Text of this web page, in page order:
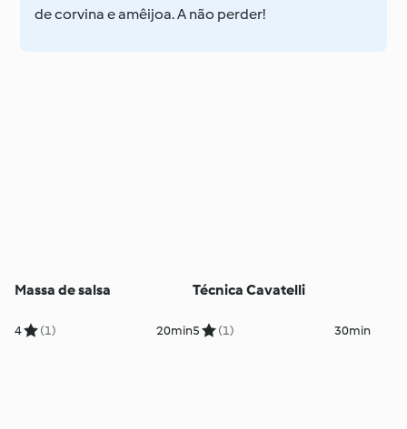
de corvina e amêijoa. A não perder!
Massa de salsa
4 (1) 20min
Técnica Cavatelli
5 (1) 30min